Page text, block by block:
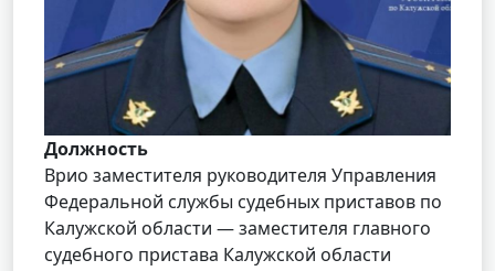
Должность
Врио заместителя руководителя Управления
Федеральной службы судебных приставов по
Калужской области — заместителя главного
судебного пристава Калужской области